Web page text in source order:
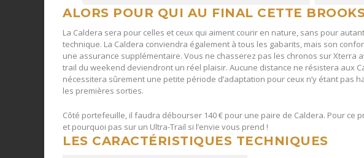
ALORS POUR QUI AU FINAL CETTE
La Caldera sera pour celles et ceux qui aiment courir en nature, sans pour
technique. La Caldera conviendra également à tous les gabarits, mais son
une assurance supplémentaire. Vous ne chasserez pas les chronos sur Xterra
trail du weekend deviendront un réel plaisir. Aucune distance ne résistera aux
nécessitera sûrement une petite période d’adaptation pour ceux n’y étant pas
les premières sorties.
Côté portefeuille, il faudra débourser 140 € pour une paire de Caldera. Pour ce
et pourquoi pas sur un Ultra-Trail si l’envie vous prend !
LES CARACTÉRISTIQUES TECHNIQUES